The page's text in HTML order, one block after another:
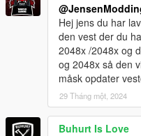
Hej jens du har
den vest der du
2048x /2048x og
og 2048x så den
måsk opdater
29 Tháng một, 2024
Buhurt Is Love